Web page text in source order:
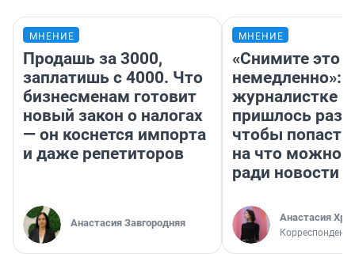
МНЕНИЕ
Продашь за 3000,
заплатишь с 4000. Что
бизнесменам готовит
новый закон о налогах
— он коснется импорта
и даже репетиторов
Анастасия Завгородняя
МНЕНИЕ
«Снимите это
немедленно»:
журналистке
пришлось
чтобы попасть
на что можно
ради новости
Анастасия
Корреспондент